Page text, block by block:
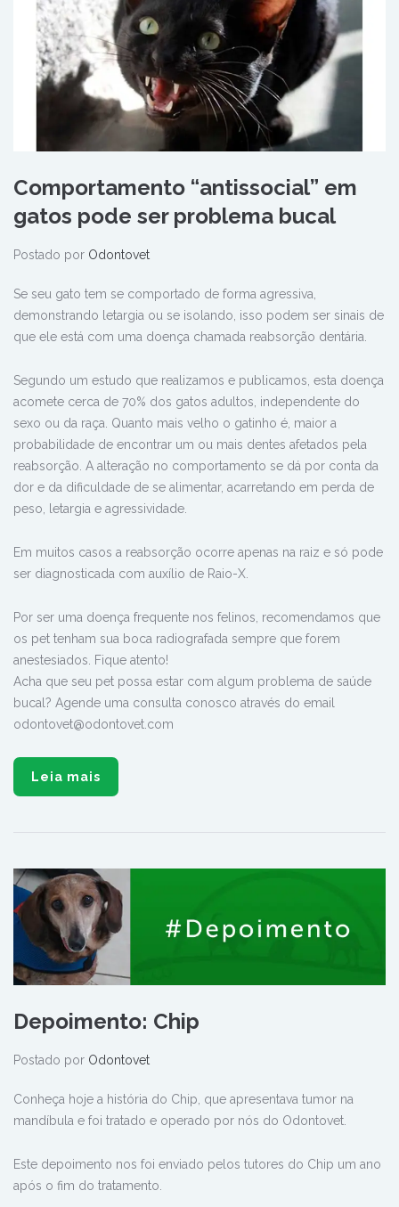
Comportamento “antissocial” em
gatos pode ser problema bucal
Postado por Odontovet
Se seu gato tem se comportado de forma agressiva,
demonstrando letargia ou se isolando, isso podem ser sinais de
que ele está com uma doença chamada reabsorção dentária.
Segundo um estudo que realizamos e publicamos, esta doença
acomete cerca de 70% dos gatos adultos, independente do
sexo ou da raça. Quanto mais velho o gatinho é, maior a
probabilidade de encontrar um ou mais dentes afetados pela
reabsorção. A alteração no comportamento se dá por conta da
dor e da dificuldade de se alimentar, acarretando em perda de
peso, letargia e agressividade.
Em muitos casos a reabsorção ocorre apenas na raiz e só pode
ser diagnosticada com auxílio de Raio-X.
Por ser uma doença frequente nos felinos, recomendamos que
os pet tenham sua boca radiografada sempre que forem
anestesiados. Fique atento!
Acha que seu pet possa estar com algum problema de saúde
bucal? Agende uma consulta conosco através do email
odontovet@odontovet.com
Leia mais
Depoimento: Chip
Postado por Odontovet
Conheça hoje a história do Chip, que apresentava tumor na
mandíbula e foi tratado e operado por nós do Odontovet.
Este depoimento nos foi enviado pelos tutores do Chip um ano
após o fim do tratamento.